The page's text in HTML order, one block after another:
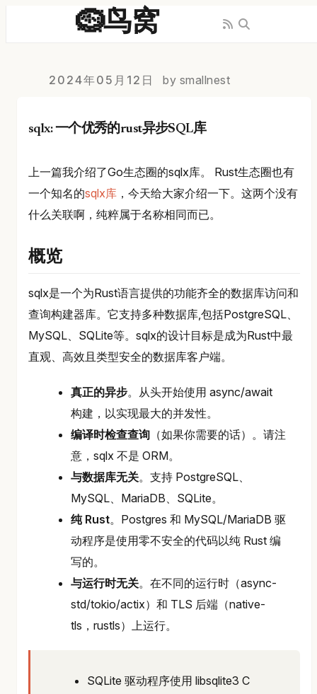
🪹鸟窝
2024年05月12日 by smallnest
sqlx: 一个优秀的rust异步SQL库
上一篇我介绍了Go生态圈的sqlx库。 Rust生态圈也有
一个知名的sqlx库 ，今天给大家介绍一下。这两个没有
什么关联啊，纯粹属于名称相同而已。
概览
sqlx是一个为Rust语言提供的功能齐全的数据库访问和
查询构建器库。它支持多种数据库,包括PostgreSQL、
MySQL、SQLite等。sqlx的设计目标是成为Rust中最
直观、高效且类型安全的数据库客户端。
真正的异步。从头开始使用 async/await
构建，以实现最大的并发性。
编译时检查查询 （如果你需要的话）。请注
意，sqlx 不是 ORM。
与数据库无关。支持 PostgreSQL、
MySQL、MariaDB、SQLite。
纯 Rust。Postgres 和 MySQL/MariaDB 驱
动程序是使用零不安全的代码以纯 Rust 编
写的。
与运行时无关。在不同的运行时（async-
std/tokio/actix）和 TLS 后端（native-
tls，rustls）上运行。
SQLite 驱动程序使用 libsqlite3 C